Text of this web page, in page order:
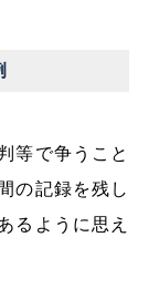
等で争うこと
の記録を残し
るように思え